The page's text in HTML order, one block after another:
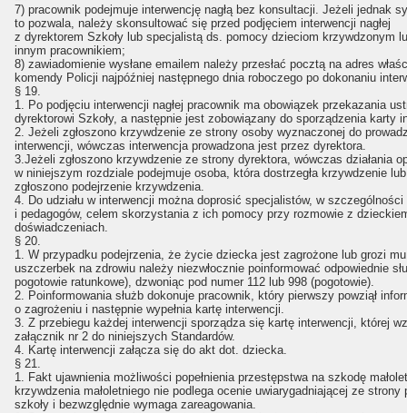
7) pracownik podejmuje interwencję nagłą bez konsultacji. Jeżeli jednak
to pozwala, należy skonsultować się przed podjęciem interwencji nagłej
z dyrektorem Szkoły lub specjalistą ds. pomocy dzieciom krzywdzonym
innym pracownikiem;
8) zawiadomienie wysłane emailem należy przesłać pocztą na adres
komendy Policji najpóźniej następnego dnia roboczego po dokonaniu
§ 19.
1. Po podjęciu interwencji nagłej pracownik ma obowiązek przekazania
dyrektorowi Szkoły, a następnie jest zobowiązany do sporządzenia karty
2. Jeżeli zgłoszono krzywdzenie ze strony osoby wyznaczonej do
interwencji, wówczas interwencja prowadzona jest przez dyrektora.
3.Jeżeli zgłoszono krzywdzenie ze strony dyrektora, wówczas działania
w niniejszym rozdziale podejmuje osoba, która dostrzegła krzywdzenie
zgłoszono podejrzenie krzywdzenia.
4. Do udziału w interwencji można doprosić specjalistów, w
i pedagogów, celem skorzystania z ich pomocy przy rozmowie z
doświadczeniach.
§ 20.
1. W przypadku podejrzenia, że życie dziecka jest zagrożone lub grozi
uszczerbek na zdrowiu należy niezwłocznie poinformować odpowiednie
pogotowie ratunkowe), dzwoniąc pod numer 112 lub 998 (pogotowie).
2. Poinformowania służb dokonuje pracownik, który pierwszy powziął
o zagrożeniu i następnie wypełnia kartę interwencji.
3. Z przebiegu każdej interwencji sporządza się kartę interwencji, której
załącznik nr 2 do niniejszych Standardów.
4. Kartę interwencji załącza się do akt dot. dziecka.
§ 21.
1. Fakt ujawnienia możliwości popełnienia przestępstwa na szkodę
krzywdzenia małoletniego nie podlega ocenie uwiarygadniającej ze strony
szkoły i bezwzględnie wymaga zareagowania.